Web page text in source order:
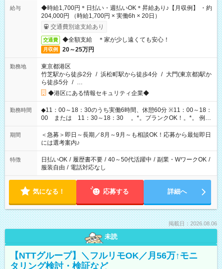
給与
◆時給1,700円＊日払い・週払いOK＊昇給あり♪【月収例】 ・約
204,000円 （時給1,700円 × 実働6h × 20日）
交通費別途支給あり
交通費 ◆全額支給 ＊家が少し遠くても安心！
月収例 20～25万円
勤務地
東京都港区
竹芝駅から徒歩2分 / 浜松町駅から徒歩4分 / 大門(東京都)駅か
ら徒歩5分 / …
◆港区にある情報セキュリティ企業◆
勤務時間
◆11：00～18：30のうち実働6時間、休憩60分 ※11：00～18：
00 または 11：30～18：30 。*。ブランクOK！。*。 例え
ば前職が、 在宅/財団法人/事務/コールセンター/受付/販売/カフェ
スタッフ スイーツ販売/ホテルフロント/化粧品販売/など 様々な
業界から入社して活躍されています♪
期間
＜急募＞即日～長期／8月～9月～も相談OK！応募から最短即日
には選考案内♪
特徴 日払いOK / 履歴書不要 / 40～50代活躍中 / 副業・WワークOK /
服装自由 / 電話対応なし
気になる！ 応募する 詳細へ
掲載日：2026.08.06
未読
【NTTグループ】＼フルリモOK／月56万↑モニ
タリング検討・検証など